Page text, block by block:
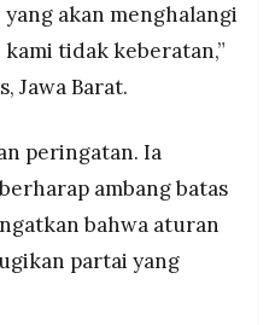
akan menghalangi
tidak keberatan,”
Jawa Barat.
peringatan. Ia
ambang batas
bahwa aturan
partai yang